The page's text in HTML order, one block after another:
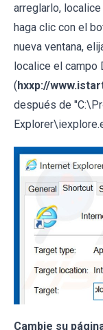
arreglarlo,
haga clic con el
nueva ventana,
localice el campo
(hxxp://
después de
Cambie su